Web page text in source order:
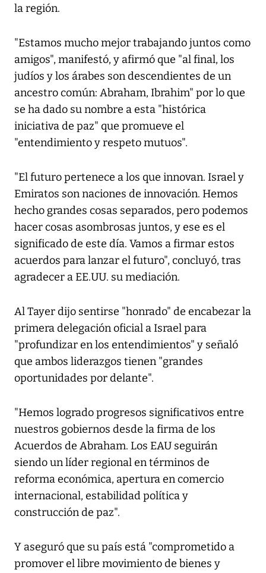
la región.
"Estamos mucho mejor trabajando juntos como
amigos", manifestó, y afirmó que "al final, los
judíos y los árabes son descendientes de un
ancestro común: Abraham, Ibrahim" por lo que
se ha dado su nombre a esta "histórica
iniciativa de paz" que promueve el
"entendimiento y respeto mutuos".
"El futuro pertenece a los que innovan. Israel y
Emiratos son naciones de innovación. Hemos
hecho grandes cosas separados, pero podemos
hacer cosas asombrosas juntos, y ese es el
significado de este día. Vamos a firmar estos
acuerdos para lanzar el futuro", concluyó, tras
agradecer a EE.UU. su mediación.
Al Tayer dijo sentirse "honrado" de encabezar la
primera delegación oficial a Israel para
"profundizar en los entendimientos" y señaló
que ambos liderazgos tienen "grandes
oportunidades por delante".
"Hemos logrado progresos significativos entre
nuestros gobiernos desde la firma de los
Acuerdos de Abraham. Los EAU seguirán
siendo un líder regional en términos de
reforma económica, apertura en comercio
internacional, estabilidad política y
construcción de paz".
Y aseguró que su país está "comprometido a
promover el libre movimiento de bienes y